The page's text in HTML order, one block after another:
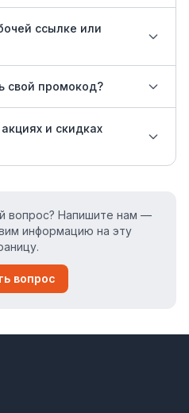
ссылке или
свой промокод?
и скидках
вопрос? Напишите нам —
информацию на эту
вопрос